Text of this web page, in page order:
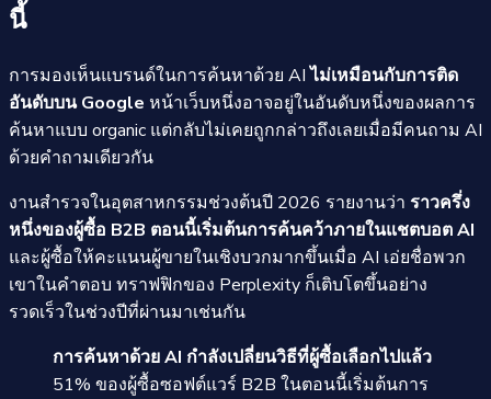
นี้
การมองเห็นแบรนด์ในการค้นหาด้วย AIไม่เหมือนกับการติด
อันดับบน Google หน้าเว็บหนึ่งอาจอยู่ในอันดับหนึ่งของผลการ
ค้นหาแบบ organic แต่กลับไม่เคยถูกกล่าวถึงเลยเมื่อมีคนถาม AI
ด้วยคำถามเดียวกัน
งานสำรวจในอุตสาหกรรมช่วงต้นปี 2026 รายงานว่า ราวครึ่ง
หนึ่งของผู้ซื้อ B2B ตอนนี้เริ่มต้นการค้นคว้าภายในแชตบอต AI
และผู้ซื้อให้คะแนนผู้ขายในเชิงบวกมากขึ้นเมื่อ AI เอ่ยชื่อพวก
เขาในคำตอบ ทราฟฟิกของ Perplexity ก็เติบโตขึ้นอย่าง
รวดเร็วในช่วงปีที่ผ่านมาเช่นกัน
การค้นหาด้วย AI กำลังเปลี่ยนวิธีที่ผู้ซื้อเลือกไปแล้ว
51% ของผู้ซื้อซอฟต์แวร์ B2B ในตอนนี้เริ่มต้นการ